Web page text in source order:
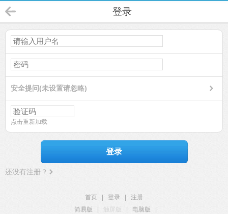
登录
安全提问(未设置请忽略)
点击重新加载
登录
还没有注册？
首页 登录
注册
简易版
触屏版 电脑版